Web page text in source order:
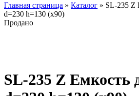
Главная страница » Каталог » SL-235 Z
d=230 h=130 (х90)
Продано
SL-235 Z Емкость